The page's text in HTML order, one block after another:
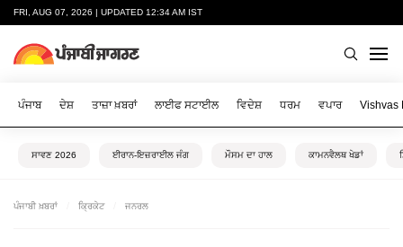
FRI, AUG 07, 2026 | UPDATED 12:34 AM IST
ਪੰਜਾਬ ਦੇਸ਼ ਤਾਜ਼ਾ ਖ਼ਬਰਾਂ ਲਾਈਫ ਸਟਾਈਲ ਵਿਦੇਸ਼ ਧਰਮ ਵਪਾਰ Vishvas
ਸਾਵਣ 2026 ਈਰਾਨ-ਇਜ਼ਰਾਈਲ ਜੰਗ ਮੌਸਮ ਦਾ ਹਾਲ ਕਾਮਨਵੈਲਥ ਖੇਡਾਂ
ਪੰਜਾਬੀ ਖ਼ਬਰਾਂ ਕ੍ਰਿਕੇਟ ਜਨਰਲ